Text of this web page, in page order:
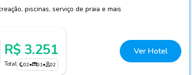
piscinas, serviço de praia e mais
R$ 3.251
Total 02• 01• 02
Ver Hotel